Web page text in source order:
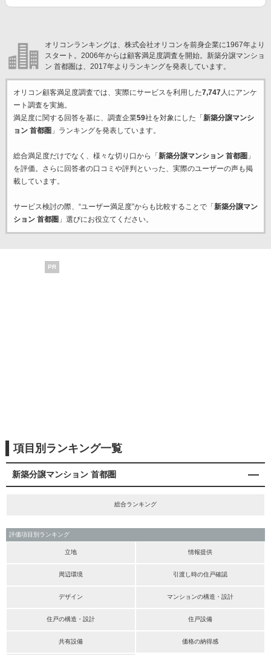
オリコンランキングは、株式会社オリコンを前身企業に1967年より
スタート。2006年からは顧客満足度調査を開始。新築分譲マンショ
ン 首都圏は、2017年よりランキングを発表しています。
オリコン顧客満足度調査では、実際にサービスを利用した7,747人にアンケ
ート調査を実施。
満足度に関する回答を基に、調査企業59社を対象にした「 新築分譲マンシ
ョン 首都圏 」ランキングを発表しています。
総合満足度だけでなく、様々な切り口から「 新築分譲マンション 首都圏 」
を評価。さらに回答者の口コミや評判といった、実際のユーザーの声も掲
載しています。
サービス検討の際、“ユーザー満足度”からも比較することで「 新築分譲マン
ション 首都圏 」選びにお役立てください。
PR
項目別ランキング一覧
新築分譲マンション 首都圏
総合ランキング
評価項目別ランキング
立地 情報提供
周辺環境 引渡し時の住戸確認
デザイン マンションの構造・設計
住戸の構造・設計 住戸設備
共有設備 価格の納得感